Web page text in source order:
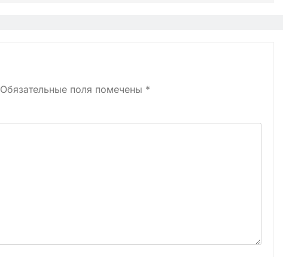
Обязательные поля помечены *